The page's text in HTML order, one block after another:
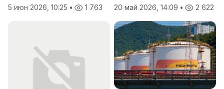
5 июн 2026, 10:25 • 1 763
20 май 2026, 14:09 • 2 622